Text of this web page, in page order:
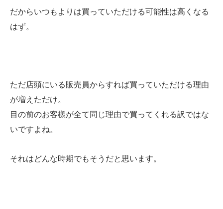
だからいつもよりは買っていただける可能性は高くなる
はず。
ただ店頭にいる販売員からすれば買っていただける理由
が増えただけ。
目の前のお客樣が全て同じ理由で買ってくれる訳ではな
いですよね。
それはどんな時期でもそうだと思います。